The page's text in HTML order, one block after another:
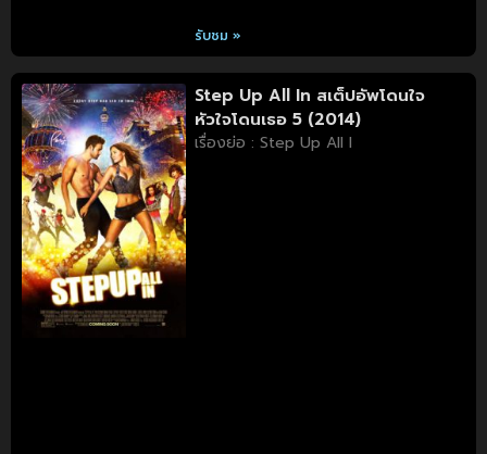
รับชม »
Step Up All In สเต็ปอัพโดนใจ
หัวใจโดนเธอ 5 (2014)
เรื่องย่อ : Step Up All I